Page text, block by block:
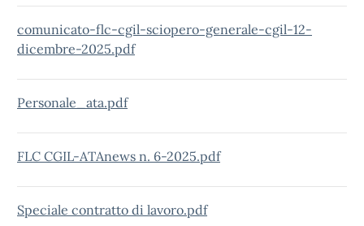
comunicato-flc-cgil-sciopero-generale-cgil-12-
dicembre-2025.pdf
Personale_ata.pdf
FLC CGIL-ATAnews n. 6-2025.pdf
Speciale contratto di lavoro.pdf